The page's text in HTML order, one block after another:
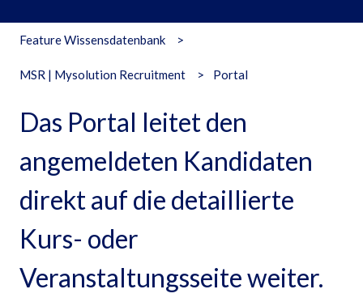
Feature Wissensdatenbank
MSR | Mysolution Recruitment Portal
Das Portal leitet den
angemeldeten Kandidaten
direkt auf die detaillierte
Kurs- oder
Veranstaltungsseite weiter.